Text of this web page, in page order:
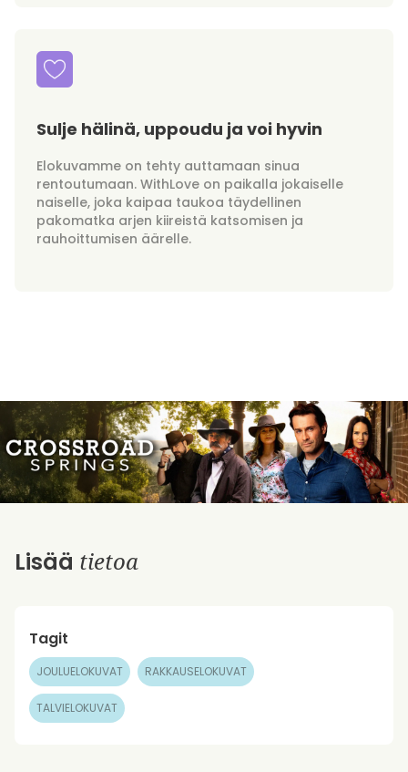
Sulje hälinä, uppoudu ja voi hyvin
Elokuvamme on tehty auttamaan sinua
rentoutumaan. WithLove on paikalla jokaiselle
naiselle, joka kaipaa taukoa täydellinen
pakomatka arjen kiireistä katsomisen ja
rauhoittumisen äärelle.
Lisää tietoa
Tagit
JOULUELOKUVAT RAKKAUSELOKUVAT
TALVIELOKUVAT